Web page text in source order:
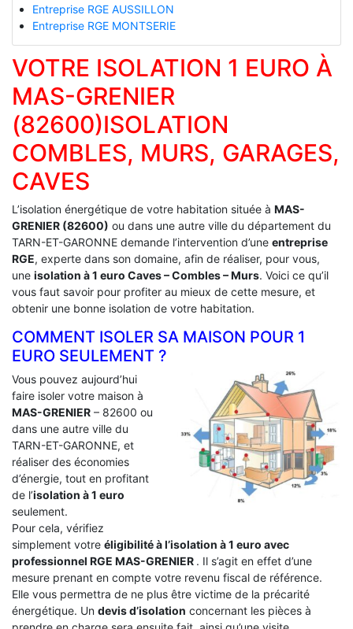
Entreprise RGE AUSSILLON
Entreprise RGE MONTSERIE
VOTRE ISOLATION 1 EURO À
MAS-GRENIER
(82600)ISOLATION
COMBLES, MURS, GARAGES,
CAVES
L’isolation énergétique de votre habitation située à MAS-
GRENIER (82600) ou dans une autre ville du département du
TARN-ET-GARONNE demande l’intervention d’une entreprise
RGE, experte dans son domaine, afin de réaliser, pour vous,
une isolation à 1 euro Caves – Combles – Murs. Voici ce qu’il
vous faut savoir pour profiter au mieux de cette mesure, et
obtenir une bonne isolation de votre habitation.
COMMENT ISOLER SA MAISON POUR 1
EURO SEULEMENT ?
Vous pouvez aujourd’hui
faire isoler votre maison à
MAS-GRENIER – 82600 ou
dans une autre ville du
TARN-ET-GARONNE, et
réaliser des économies
d’énergie, tout en profitant
de l’isolation à 1 euro
seulement.
Pour cela, vérifiez
simplement votre éligibilité à l’isolation à 1 euro avec
professionnel RGE MAS-GRENIER . Il s’agit en effet d’une
mesure prenant en compte votre revenu fiscal de référence.
Elle vous permettra de ne plus être victime de la précarité
énergétique. Un devis d’isolation concernant les pièces à